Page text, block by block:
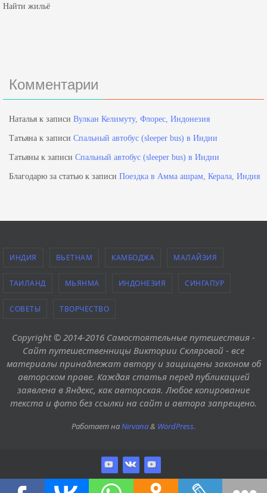
Найти жильё
Комментарии
Наталья к записи Вулкан Келимуту, Флорес, Индонезия
Татьяна к записи Спальный автобус (sleeper bus) в Индии
Татьяны к записи Спальный автобус (sleeper bus) в Индии
Благодарю за статью к записи Поездка в Амма ашрам, Керала, Индия
ИНДИЯ ВЬЕТНАМ КАМБОДЖА МАЛАЙЗИЯ
ТАИЛАНД МЬЯНМА ИНДОНЕЗИЯ СИНГАПУР
СОВЕТЫ ТВОРЧЕСТВО
Copyright © 2014-2016 Самостоятельные путешествия -
Сайт путешественницы Виктории Скляровой - все
материалы принадлежат автору и защищены законом об
авторском праве. Каждая статья перед публикацией
заявлена в Яндекс, как авторская. Любое копирование
текста и фото без ссылки на сайт и автора запрещено.
Работает наNirvana& WordPress.